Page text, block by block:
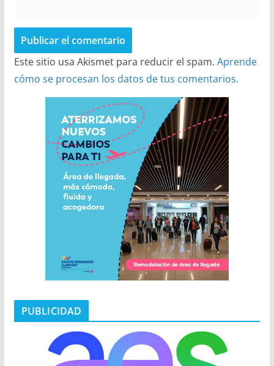
Este sitio usa Akismet para reducir el spam. Aprende
cómo se procesan los datos de tus comentarios.
PUBLICIDAD